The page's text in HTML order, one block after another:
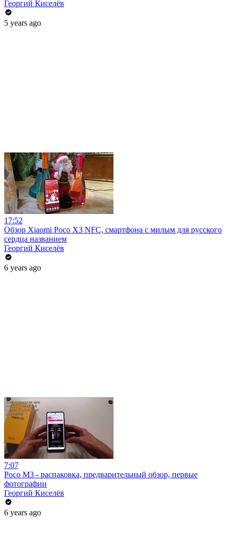
Георгий Киселёв
5 years ago
17:52
Обзор Xiaomi Poco X3 NFC, смартфона с милым для русского
сердца названием
Георгий Киселёв
6 years ago
7:07
Poco M3 - распаковка, предварительный обзор, первые
фотографии
Георгий Киселёв
6 years ago